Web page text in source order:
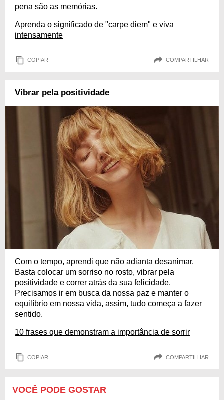
pena são as memórias.
Aprenda o significado de "carpe diem" e viva
intensamente
COPIAR COMPARTILHAR
Vibrar pela positividade
Com o tempo, aprendi que não adianta desanimar.
Basta colocar um sorriso no rosto, vibrar pela
positividade e correr atrás da sua felicidade.
Precisamos ir em busca da nossa paz e manter o
equilíbrio em nossa vida, assim, tudo começa a fazer
sentido.
10 frases que demonstram a importância de sorrir
COPIAR COMPARTILHAR
VOCÊ PODE GOSTAR